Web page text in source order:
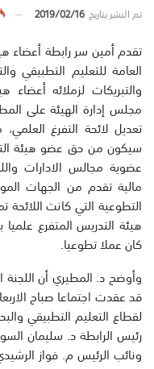
تم النشر بتاريخ2019/02/16
تقدم أمين سر رابطة أعضاء
العامة للتعليم التطبيقي
والتبريكات لزملائه
مجلس إدارة الهيئة على
تعديل لائحة التفرغ
سيكون من حق عضو هيئة
عضوية مجالس الادارات
مالية تقدم من الجهات
التطوعية التي كانت
هيئة التدريس المتفرع
كان عملا تطوعيا.
وأوضح د. المطيري أن اللجنة
لقطاع التعليم التطبيقي
رئيس الرابطة د. سليمان
ونائب الرئيس م. فواز